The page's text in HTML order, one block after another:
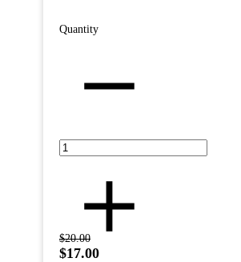
Quantity
$20.00
$17.00